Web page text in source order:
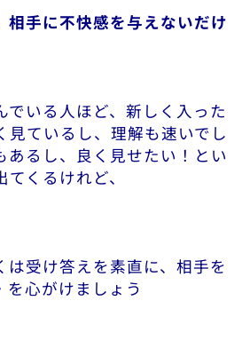
相手に不快感を与えないだけ
いる人ほど、新しく入った
見ているし、理解も速いでし
あるし、良く見せたい！とい
くるけれど、
は受け答えを素直に、相手を
を心がけましょう